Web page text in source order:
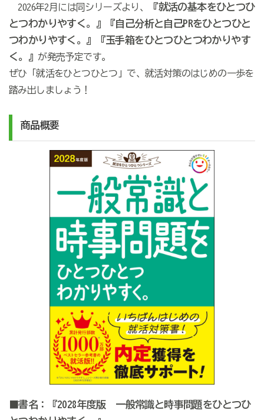
2026年2月には同シリーズより、
『就活の基本をひとつひ
とつわかりやすく。』『自己分析と自己PRをひとつひと
つわかりやすく。』『玉手箱をひとつひとつわかりやす
く。』 が発売予定です。
ぜひ「就活をひとつひとつ」で、就活対策のはじめの一歩を
踏み出しましょう！
商品概要
■書名：『2028年度版 一般常識と時事問題をひとつひ